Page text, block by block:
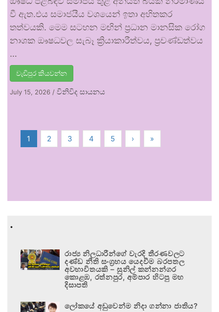
වී ඇත.එය සමාජයීය වශයෙන් ඉතා අහිතකර
තත්වයකි. මෙම සටහන මඟින් ප්‍රධාන මානසික රෝග
නාශක ඖෂධවල සැබෑ ක්‍රියාකාරීත්වය, ප්‍රචණ්ඩත්වය
…
වැඩිපුර කියවන්න
July 15, 2026 / විනිවිද සායනය
1 2 3 4 5 › »
.
රාජ්‍ය නිලධාරීන්ගේ වැරදි තීරණවලට
දණ්ඩ නීති සංග්‍රහය යෙදවීම බරපතල
අවභාවිතයකි – සුනිල් කන්නන්ගර
කොළඹ, රත්නපුර, අම්පාර හිටපු මහ
දිසාපති
ලෝකයේ අඩුවෙන්ම නිදා ගන්නා ජාතිය?